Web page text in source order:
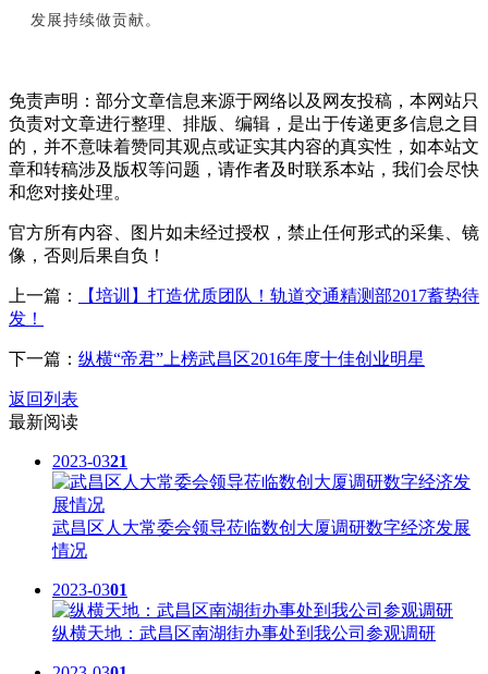
发展持续做贡献。
免责声明：部分文章信息来源于网络以及网友投稿，本网站只
负责对文章进行整理、排版、编辑，是出于传递更多信息之目
的，并不意味着赞同其观点或证实其内容的真实性，如本站文
章和转稿涉及版权等问题，请作者及时联系本站，我们会尽快
和您对接处理。
官方所有内容、图片如未经过授权，禁止任何形式的采集、镜
像，否则后果自负！
上一篇：
【培训】打造优质团队！轨道交通精测部2017蓄势待
发！
下一篇： 纵横“帝君”上榜武昌区2016年度十佳创业明星
返回列表
最新阅读
2023-0321
武昌区人大常委会领导莅临数创大厦调研数字经济发展
情况
2023-0301
纵横天地：武昌区南湖街办事处到我公司参观调研